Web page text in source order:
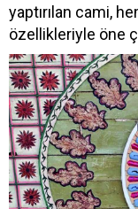
yaptırılan cami,
özellikleriyle öne